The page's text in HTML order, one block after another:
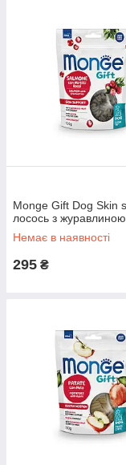
Monge Gift Dog Skin
лосось з журавлиною
Немає в наявності
295 ₴